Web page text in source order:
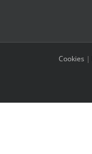
Cookies |